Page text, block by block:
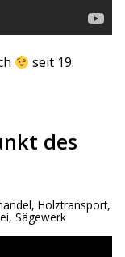
seit 19.
des
, Holztransport,
, Sägewerk